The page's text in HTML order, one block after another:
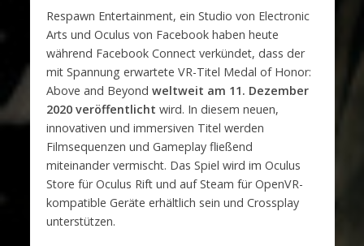
Respawn Entertainment, ein Studio von Electronic
Arts und Oculus von Facebook haben heute
während Facebook Connect verkündet, dass der
mit Spannung erwartete VR-Titel Medal of Honor:
Above and Beyond weltweit am 11. Dezember
2020 veröffentlicht wird. In diesem neuen,
innovativen und immersiven Titel werden
Filmsequenzen und Gameplay fließend
miteinander vermischt. Das Spiel wird im Oculus
Store für Oculus Rift und auf Steam für OpenVR-
kompatible Geräte erhältlich sein und Crossplay
unterstützen.